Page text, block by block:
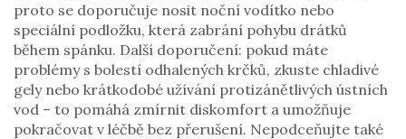
proto se doporučuje nosit noční vodítko nebo
speciální podložku, která zabrání pohybu drátků
během spánku. Další doporučení: pokud máte
problémy s bolestí odhalených krčků, zkuste chladivé
gely nebo krátkodobé užívání protizánětlivých ústních
vod – to pomáhá zmírnit diskomfort a umožňuje
pokračovat v léčbě bez přerušení. Nepodceňujte také